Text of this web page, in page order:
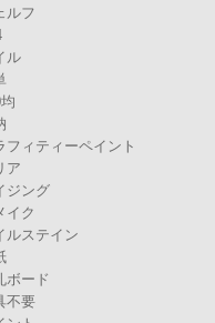
ルフ
ル
フィティーペイント
ア
ジング
イク
ルステイン
ボード
不要